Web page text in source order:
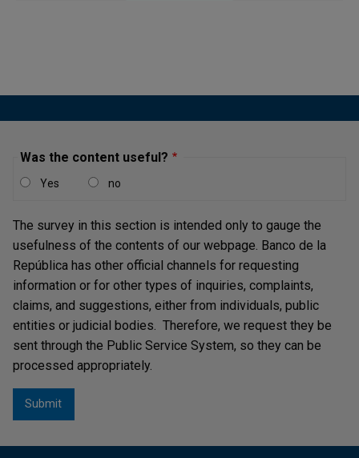
(DGCPTN), de acuerdo con lo establecido en la
Estabilidad Financiera DEFI-354 y demás normas que
las complementen, modifiquen o sustituyan.
mercado cambiario (IMC) de acuerdo con lo
establecido en los artículos 2, 7 y 8 de la Resolución
Externa 1 de 2018 de la JDBR, en la Circular
Reglamentaria Externa del Departamento de
Operaciones y Análisis de Mercados DOAM-143 y
demás normas que las complementen, modifiquen o
sustituyan; las sociedades administradoras de fondos
de pensiones y cesantías, por cuenta propia y por
cuenta de terceros o fondos administrados; los
Was the content useful?
Yes no
The survey in this section is intended only to gauge the
usefulness of the contents of our webpage. Banco de la
República has other official channels for requesting
information or for other types of inquiries, complaints,
claims, and suggestions, either from individuals, public
entities or judicial bodies. Therefore, we request they be
sent through the Public Service System, so they can be
processed appropriately.